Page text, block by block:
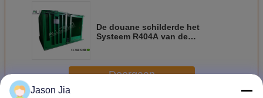
De douane schilderde het
Systeem R404A van de
Doorgaan
Jason Jia